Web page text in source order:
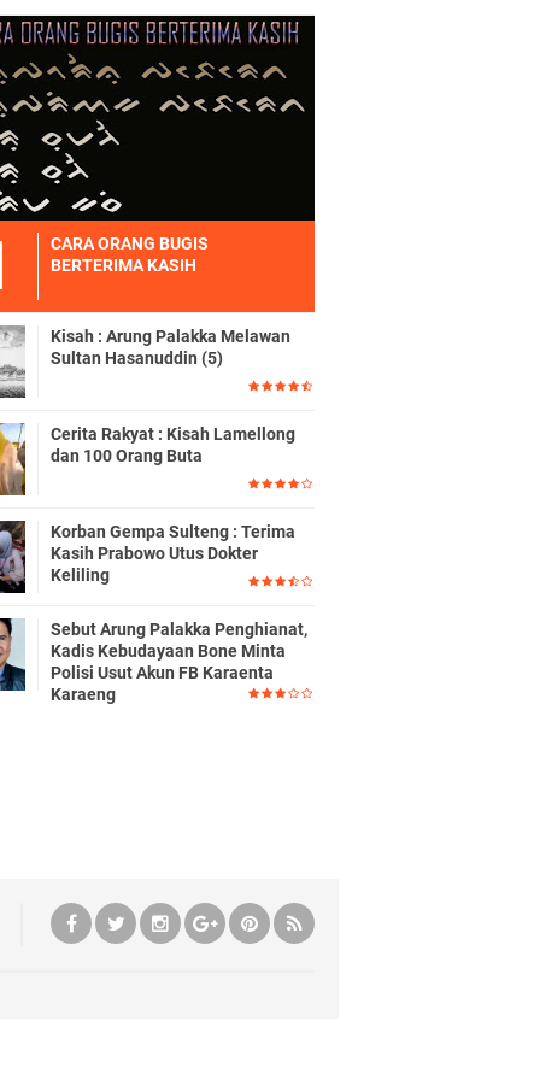
CARA ORANG BUGIS
BERTERIMA KASIH
Kisah : Arung Palakka Melawan
Sultan Hasanuddin (5)
Cerita Rakyat : Kisah Lamellong
dan 100 Orang Buta
Korban Gempa Sulteng : Terima
Kasih Prabowo Utus Dokter
Keliling
Sebut Arung Palakka Penghianat,
Kadis Kebudayaan Bone Minta
Polisi Usut Akun FB Karaenta
Karaeng